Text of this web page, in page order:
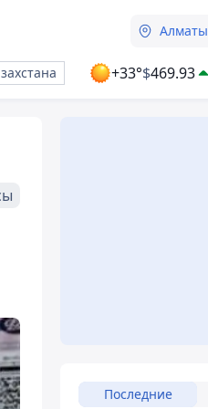
Алматы
+33°$469.93
Последние